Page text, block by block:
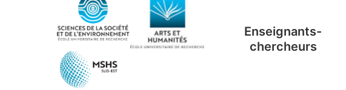
Enseignants-
chercheurs